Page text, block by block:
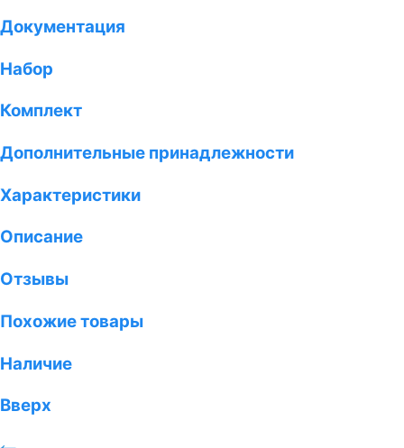
Документация
Набор
Комплект
Дополнительные принадлежности
Характеристики
Описание
Отзывы
Похожие товары
Наличие
Вверх